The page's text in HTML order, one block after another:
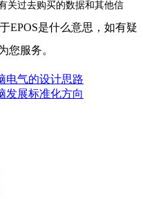
关过去购买的数据和其他信
EPOS是什么意思，如有疑
您服务。
电气的设计思路
发展标准化方向